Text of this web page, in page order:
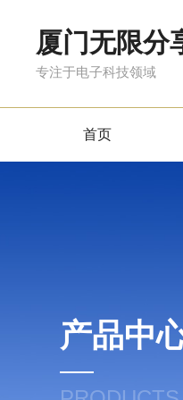
厦门无限分
专注于电子科技领域
首页
产品中